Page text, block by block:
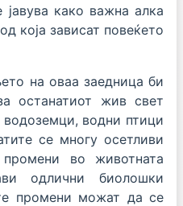
јавува како важна алка
која зависат повеќето
на оваа заедница би
останатиот жив свет
водоземци, водни птици
се многу осетливи
во животната
одлични биолошки
промени можат да се